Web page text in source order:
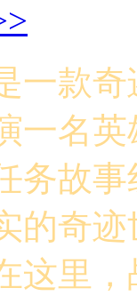
一款
一名
务故
的奇
这里